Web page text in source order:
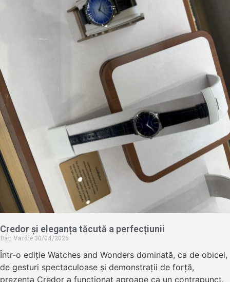
Credor și eleganța tăcută a perfecțiunii
Dan Vardie 30/04/2026
Într-o ediție Watches and Wonders dominată, ca de obicei,
de gesturi spectaculoase și demonstrații de forță,
prezența Credor a funcționat aproape ca un contrapunct.